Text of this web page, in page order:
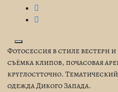
Фотосессия в стиле вестерн
съёмка клипов, почасовая
круглосуточно.
одежда Дикого Запада.